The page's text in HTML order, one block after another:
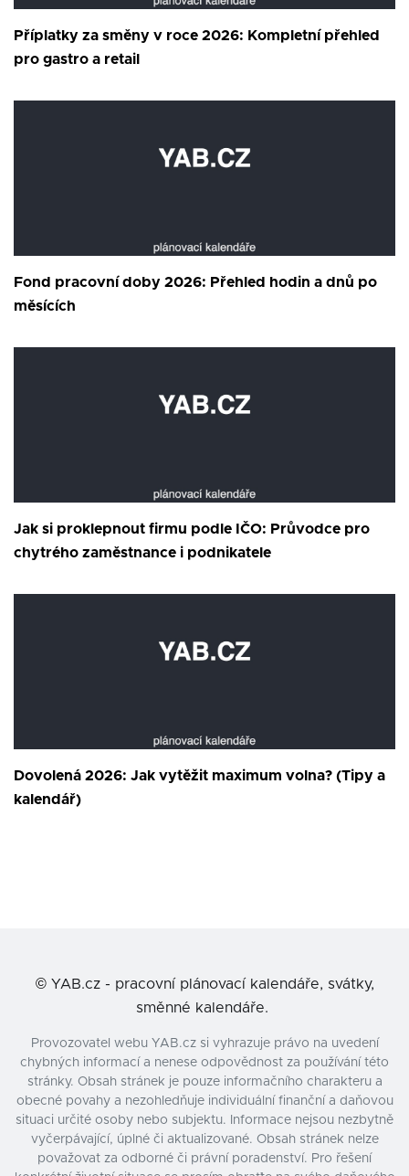
Příplatky za směny v roce 2026: Kompletní přehled
pro gastro a retail
Fond pracovní doby 2026: Přehled hodin a dnů po
měsících
Jak si proklepnout firmu podle IČO: Průvodce pro
chytrého zaměstnance i podnikatele
Dovolená 2026: Jak vytěžit maximum volna? (Tipy a
kalendář)
© YAB.cz - pracovní plánovací kalendáře, svátky,
směnné kalendáře.
Provozovatel webu YAB.cz si vyhrazuje právo na uvedení
chybných informací a nenese odpovědnost za používání této
stránky. Obsah stránek je pouze informačního charakteru a
obecné povahy a nezohledňuje individuální finanční a daňovou
situaci určité osoby nebo subjektu. Informace nejsou nezbytně
vyčerpávající, úplné či aktualizované. Obsah stránek nelze
považovat za odborné či právní poradenství. Pro řešení